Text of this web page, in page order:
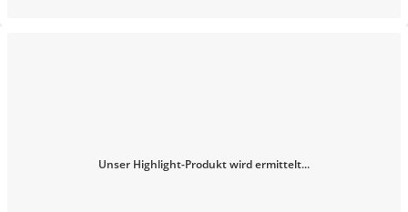
Unser Highlight-Produkt wird ermittelt...